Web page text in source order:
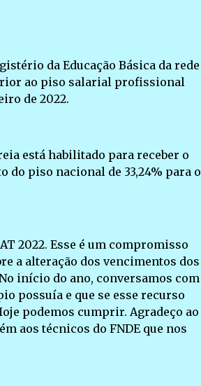
da Educação Básica da rede
ao piso salarial profissional
de 2022.
está habilitado para receber o
do piso nacional de 33,24% para o
2022. Esse é um compromisso
a alteração dos vencimentos dos
início do ano, conversamos com
possuía e que se esse recurso
podemos cumprir. Agradeço ao
aos técnicos do FNDE que nos